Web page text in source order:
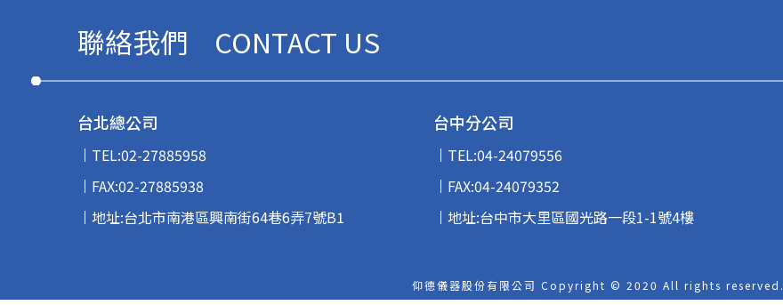
聯絡我們 CONTACT US
台北總公司
TEL:02-27885958
FAX:02-27885938
地址:台北市南港區興南街64巷6弄7號B1
台中分公司
TEL:04-24079556
FAX:04-24079352
地址:台中市大里區國光路一段1-1號4樓
仰德儀器股份有限公司 Copyright © 2020 All rights reserved.